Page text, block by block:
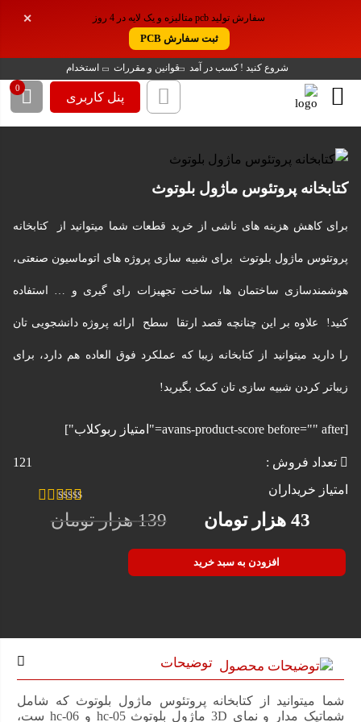
✕ سفارش تولید pcb متالیزه و یک لایه در 4 روز
ثبت سفارش PCB
شروع کنید ! کسب در آمد قوانین و مقررات استخدام
پنل کاربری
0
کتابخانه پروتئوس ماژول بلوتوث
برای کاهش هزینه های ناشی از خرید قطعات شما میتوانید از کتابخانه
پروتئوس ماژول بلوتوث برای شبیه سازی پروژه های اتوماسیون صنعتی،
هوشمندسازی ساختمان ها، ساخت تجهیزات رای گیری و … استفاده
کنید! علاوه بر این چنانچه قصد ارتقا سطح ارائه پروژه دانشجویی تان
را دارید میتوانید از کتابخانه زیبا که عملکرد فوق العاده هم دارد، برای
زیباتر کردن شبیه سازی تان کمک بگیرید!
[avans-product-score before="" after="امتیاز ربوکلاب"]
تعداد فروش :
121
امتیاز خریداران
امتیازدهی
5.00از 5 در
افزودن به سبد خرید
139 هزار تومان
بود.
43 هزار تومان
است.
توضیحات
شما میتوانید از کتابخانه پروتئوس ماژول بلوتوث که شامل
شماتیک مدار و نمای 3D ماژول بلوتوث hc-05 و hc-06 ست،